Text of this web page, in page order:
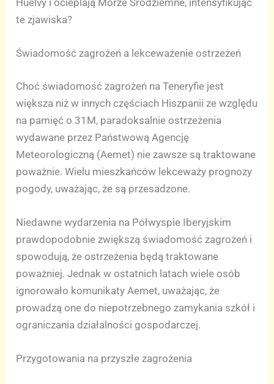
Huelvy i ocieplają Morze Śródziemne, intensyfikując
te zjawiska?
Świadomość zagrożeń a lekceważenie ostrzeżeń
Choć świadomość zagrożeń na Teneryfie jest
większa niż w innych częściach Hiszpanii ze względu
na pamięć o 31M, paradoksalnie ostrzeżenia
wydawane przez Państwową Agencję
Meteorologiczną (Aemet) nie zawsze są traktowane
poważnie. Wielu mieszkańców lekceważy prognozy
pogody, uważając, że są przesadzone.
Niedawne wydarzenia na Półwyspie Iberyjskim
prawdopodobnie zwiększą świadomość zagrożeń i
spowodują, że ostrzeżenia będą traktowane
poważniej. Jednak w ostatnich latach wiele osób
ignorowało komunikaty Aemet, uważając, że
prowadzą one do niepotrzebnego zamykania szkół i
ograniczania działalności gospodarczej.
Przygotowania na przyszłe zagrożenia